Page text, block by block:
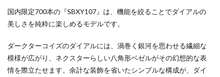
国内限定700本の『SBXY107』は、機能を絞ることでダイアルの
美しさを純粋に楽しめるモデルです。
ダークターコイズのダイアルには、渦巻く銀河を思わせる繊細な
模様が広がり、ネクスターらしい八角形ベゼルがその幻想的な表
情を際立たせます。余計な装飾を省いたシンプルな構成が、ダイ